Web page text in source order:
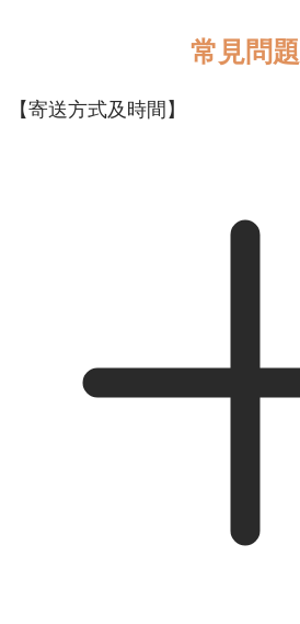
常見問題
【寄送方式及時間】